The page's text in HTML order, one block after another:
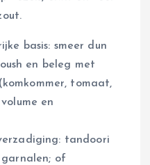
basis: smeer dun
en beleg met
tomaat,
en
tandoori
of